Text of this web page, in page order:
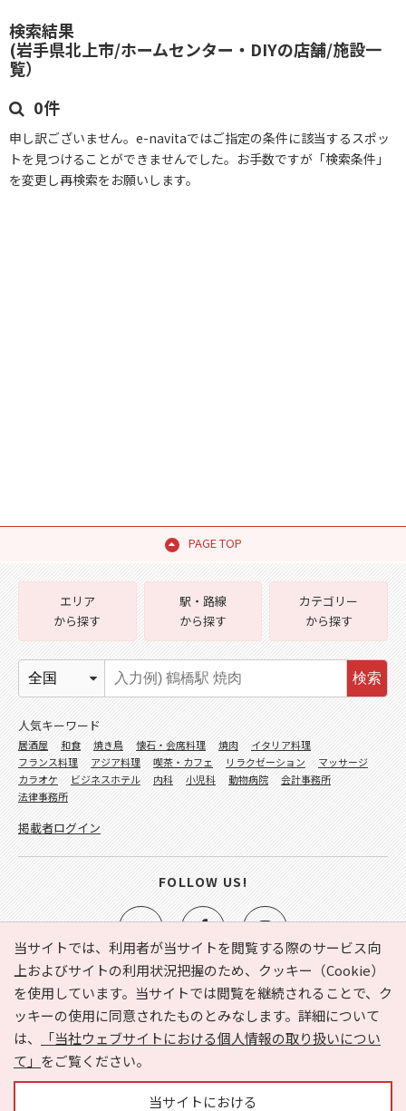
検索結果
(岩手県北上市/ホームセンター・DIYの店舗/施設一
覧）
0件
申し訳ございません。e-navitaではご指定の条件に該当するスポッ
トを見つけることができませんでした。お手数ですが「検索条件」
を変更し再検索をお願いします。
PAGE TOP
当サイトでは、利用者が当サイトを閲覧する際のサービス向
上およびサイトの利用状況把握のため、クッキー（Cookie）
を使用しています。当サイトでは閲覧を継続されることで、ク
ッキーの使用に同意されたものとみなします。詳細について
は、
「当社ウェブサイトにおける個人情報の取り扱いについ
て」 をご覧ください。
当サイトにおける
e-NAVITA（イーナビタ）とは？ お気に入り
ヘルプ
利用規約
個人情報の取り扱いについて
運営会社
サイトマップ
広告掲載に関するお問い合わせ
エリア
から探す
駅・路線
から探す
カテゴリー
から探す
検索
人気キーワード
居酒屋 和食 焼き鳥 懐石・会席料理 焼肉
イタリア料理
フランス料理
アジア料理 喫茶・カフェ リラクゼーション
マッサージ
カラオケ
ビジネスホテル 内科 小児科 動物病院
会計事務所
法律事務所
掲載者ログイン
FOLLOW US!